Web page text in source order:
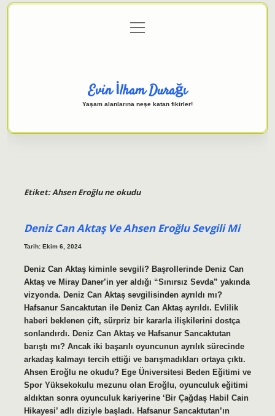
Gizlilik Politikası
menüyü
aç
Evin İlham Durağı
Yaşam alanlarına neşe katan fikirler!
Etiket:Ahsen Eroğlu ne okudu
Deniz Can Aktaş Ve Ahsen Eroğlu Sevgili Mi
Tarih: Ekim 6, 2024
Deniz Can Aktaş kiminle sevgili? Başrollerinde Deniz Can
Aktaş ve Miray Daner’in yer aldığı “Sınırsız Sevda” yakında
vizyonda. Deniz Can Aktaş sevgilisinden ayrıldı mı?
Hafsanur Sancaktutan ile Deniz Can Aktaş ayrıldı. Evlilik
haberi beklenen çift, sürpriz bir kararla ilişkilerini dostça
sonlandırdı. Deniz Can Aktaş ve Hafsanur Sancaktutan
barıştı mı? Ancak iki başarılı oyuncunun ayrılık sürecinde
arkadaş kalmayı tercih ettiği ve barışmadıkları ortaya çıktı.
Ahsen Eroğlu ne okudu? Ege Üniversitesi Beden Eğitimi ve
Spor Yüksekokulu mezunu olan Eroğlu, oyunculuk eğitimi
aldıktan sonra oyunculuk kariyerine ‘Bir Çağdaş Habil Cain
Hikayesi’ adlı diziyle başladı. Hafsanur Sancaktutan’ın